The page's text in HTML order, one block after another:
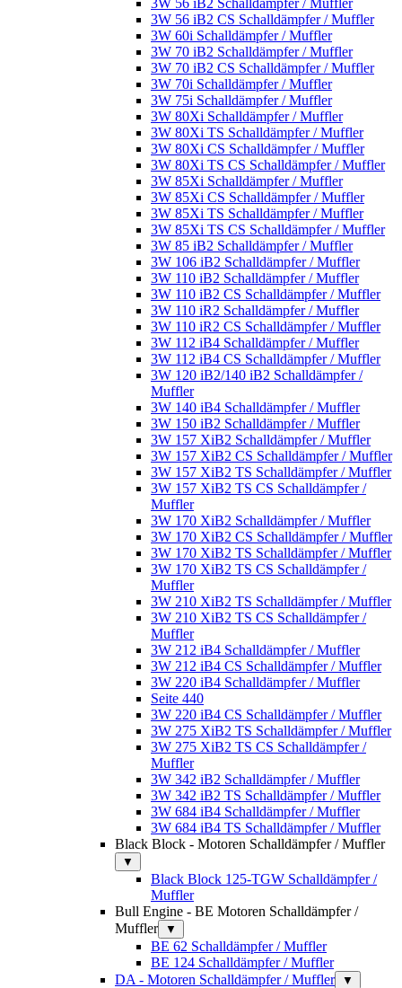
3W 56 iB2 CS Schalldämpfer / Muffler
3W 60i Schalldämpfer / Muffler
3W 70 iB2 Schalldämpfer / Muffler
3W 70 iB2 CS Schalldämpfer / Muffler
3W 70i Schalldämpfer / Muffler
3W 75i Schalldämpfer / Muffler
3W 80Xi Schalldämpfer / Muffler
3W 80Xi TS Schalldämpfer / Muffler
3W 80Xi CS Schalldämpfer / Muffler
3W 80Xi TS CS Schalldämpfer / Muffler
3W 85Xi Schalldämpfer / Muffler
3W 85Xi CS Schalldämpfer / Muffler
3W 85Xi TS Schalldämpfer / Muffler
3W 85Xi TS CS Schalldämpfer / Muffler
3W 85 iB2 Schalldämpfer / Muffler
3W 106 iB2 Schalldämpfer / Muffler
3W 110 iB2 Schalldämpfer / Muffler
3W 110 iB2 CS Schalldämpfer / Muffler
3W 110 iR2 Schalldämpfer / Muffler
3W 110 iR2 CS Schalldämpfer / Muffler
3W 112 iB4 Schalldämpfer / Muffler
3W 112 iB4 CS Schalldämpfer / Muffler
3W 120 iB2/140 iB2 Schalldämpfer /
Muffler
3W 140 iB4 Schalldämpfer / Muffler
3W 150 iB2 Schalldämpfer / Muffler
3W 157 XiB2 Schalldämpfer / Muffler
3W 157 XiB2 CS Schalldämpfer / Muffler
3W 157 XiB2 TS Schalldämpfer / Muffler
3W 157 XiB2 TS CS Schalldämpfer /
Muffler
3W 170 XiB2 Schalldämpfer / Muffler
3W 170 XiB2 CS Schalldämpfer / Muffler
3W 170 XiB2 TS Schalldämpfer / Muffler
3W 170 XiB2 TS CS Schalldämpfer /
Muffler
3W 210 XiB2 TS Schalldämpfer / Muffler
3W 210 XiB2 TS CS Schalldämpfer /
Muffler
3W 212 iB4 Schalldämpfer / Muffler
3W 212 iB4 CS Schalldämpfer / Muffler
3W 220 iB4 Schalldämpfer / Muffler
Seite 440
3W 220 iB4 CS Schalldämpfer / Muffler
3W 275 XiB2 TS Schalldämpfer / Muffler
3W 275 XiB2 TS CS Schalldämpfer /
Muffler
3W 342 iB2 Schalldämpfer / Muffler
3W 342 iB2 TS Schalldämpfer / Muffler
3W 684 iB4 Schalldämpfer / Muffler
3W 684 iB4 TS Schalldämpfer / Muffler
Black Block - Motoren Schalldämpfer / Muffler
▼
Black Block 125-TGW Schalldämpfer /
Muffler
Bull Engine - BE Motoren Schalldämpfer /
Muffler
▼
BE 62 Schalldämpfer / Muffler
BE 124 Schalldämpfer / Muffler
DA - Motoren Schalldämpfer / Muffler
▼